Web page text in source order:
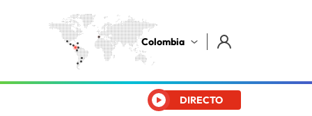
Colombia
DIRECTO